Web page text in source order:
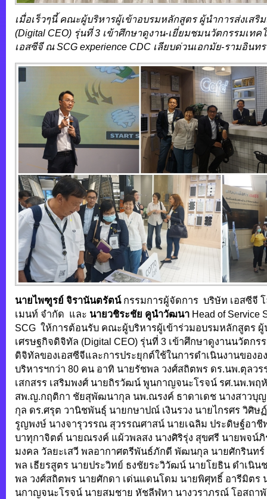
เมื่อเร็วๆนี้ คณะผู้บริหารผู้เข้าอบรมหลักสูตร ผู้นำการส่งเสริ
(Digital CEO) รุ่นที่ 3 เข้าศึกษาดูงาน-เยี่ยมชมนวัตกรรมเท
เอสซีจี ณ SCG experience CDC เลียบด่วนเอกมัย-รามอินทร
นายไพฑูรย์ จิรานันตรัตน์กรรมการผู้จัดการ บริษัท เอสซีจี
เมนท์ จำกัด และ นายวชิระชัย คูนำวัฒนา Head of Service
SCG ให้การต้อนรับ คณะผู้บริหารผู้เข้าร่วมอบรมหลักสูตร ผู้
เศรษฐกิจดิจิทัล (Digital CEO) รุ่นที่ 3 เข้าศึกษาดูงานนวัตกร
ดิจิทัลของเอสซีจีและการประยุกต์ใช้ในการดำเนินงานของ
บริหารฯกว่า 80 คน อาทิ นายรัชพล วงศ์สถิตพร ดร.นพ.ตุลว
เสกสรร เสริมพงศ์ นายถิรวัฒน์ พูนกาญจนะโรจน์ รศ.นพ.พฤ
สพ.ญ.กฤติกา ชัยสุพัฒนากุล นพ.ณรงค์ ธาดาเดช นางสาว
กุล ดร.ศรุต วานิชพันธุ์ นายกษาปณ์ เงินรวง นายไกรศร วิศิษ
รูญพงษ์ นางจารุวรรณ สุวรรณศาสน์ นายเฉลิม ประดิษฐ์อา
บาทุกาจิตต์ นายณรงค์ แผ้วพลสง นางศิริรุ่ง สุขศรี นายพจน์
มงคล วัลยะเสวี พลอากาศตรีพันธ์ภักดี พัฒนกุล นายศักรินทร์
พล เธียรสูตร นายประวิทย์ ธงชัยระวิวัฒน์ นายโยธิน ดำเนิ
พล วงศ์สถิตพร นายศักดา เด่นแดนโดม นายพิศุทธิ์ อารีมิตร
นกาญจนะโรจน์ นายสมชาย หัชลีฬหา นางวราภรณ์ โอสถา